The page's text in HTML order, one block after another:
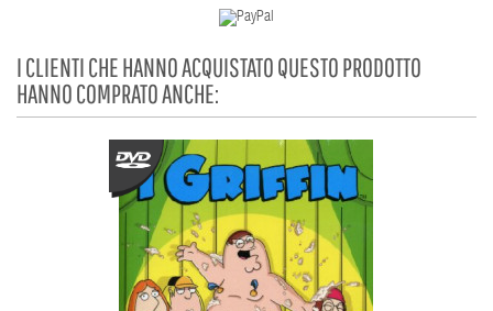
I CLIENTI CHE HANNO ACQUISTATO QUESTO PRODOTTO
HANNO COMPRATO ANCHE: